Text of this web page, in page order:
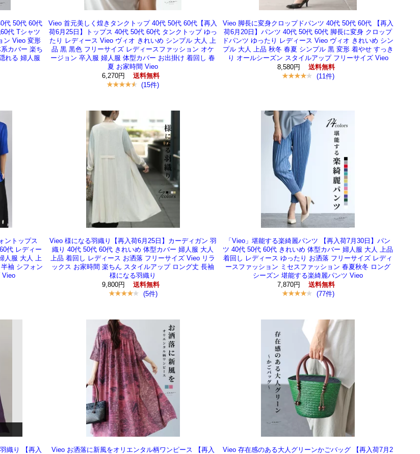
代 50代 60代
代 Tシャツ
ン Vieo 変形
カバー 楽ち
れる 婦人服
Vieo 首元美しく煌きタンクトップ 40代 50代 60代【再入
荷6月25日】トップス 40代 50代 60代 タンクトップ ゆっ
たり レディース Vieo ヴィオ きれいめ シンプル 大人 上
品 黒 黒色 フリーサイズ レディースファッション オケ
ージョン 卒入服 婦人服 体型カバー お出掛け 着回し 春
夏 お家時間 Vieo
6,270円
送料無料
(15件)
Vieo 脚長に変身クロップドパンツ 40代 50代 60代 【再入
荷6月20日】パンツ 40代 50代 60代 脚長に変身 クロップ
ドパンツ ゆったり レディース Vieo ヴィオ きれいめ シン
プル 大人 上品 秋冬 春夏 シンプル 黒 変形 着やせ すっき
り オールシーズン スタイルアップ フリーサイズ Vieo
8,580円
送料無料
(11件)
ントップス
代 レディー
人服 大人 上
袖 シフォン
Vieo
Vieo 様になる羽織り【再入荷6月25日】カーディガン 羽
織り 40代 50代 60代 きれいめ 体型カバー 婦人服 大人
上品 着回し レディース お洒落 フリーサイズ Vieo リラ
ックス お家時間 楽ちん スタイルアップ ロング丈 長袖
様になる羽織り
9,800円
送料無料
(5件)
「Vieo」堪能する楽綺麗パンツ 【再入荷7月30日】パン
ツ 40代 50代 60代 きれいめ 体型カバー 婦人服 大人 上品
着回し レディース ゆったり お洒落 フリーサイズ レディ
ースファッション ミセスファッション 春夏秋冬 ロング
シーズン 堪能する楽綺麗パンツ Vieo
7,870円
送料無料
(77件)
織り 【再入
Vieo お洒落に新風をオリエンタル柄ワンピース 【再入
Vieo 存在感のある大人グリーンかごバッグ 【再入荷7月2